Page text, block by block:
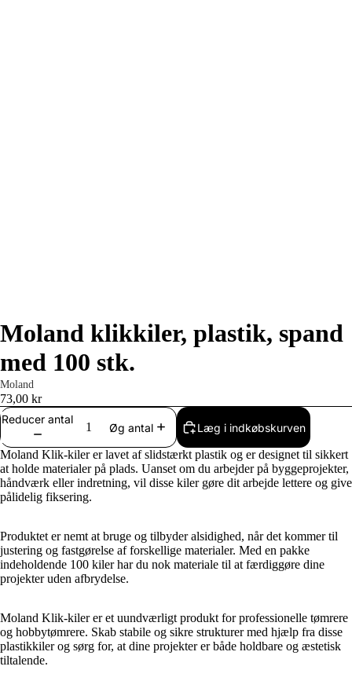
Moland klikkiler, plastik, spand
med 100 stk.
Moland
73,00 kr
Reducer antal
Øg antal Læg i indkøbskurven
Moland Klik-kiler er lavet af slidstærkt plastik og er designet til sikkert
at holde materialer på plads. Uanset om du arbejder på byggeprojekter,
håndværk eller indretning, vil disse kiler gøre dit arbejde lettere og give
pålidelig fiksering.
Produktet er nemt at bruge og tilbyder alsidighed, når det kommer til
justering og fastgørelse af forskellige materialer. Med en pakke
indeholdende 100 kiler har du nok materiale til at færdiggøre dine
projekter uden afbrydelse.
Moland Klik-kiler er et uundværligt produkt for professionelle tømrere
og hobbytømrere. Skab stabile og sikre strukturer med hjælp fra disse
plastikkiler og sørg for, at dine projekter er både holdbare og æstetisk
tiltalende.